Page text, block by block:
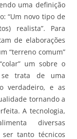
uma definição
“Um novo tipo de
realista”. Para
de elaborações
“terreno comum”
um sobre o
trata de uma
verdadeiro, e as
tornando a
A tecnologia,
diversas
tanto técnicos